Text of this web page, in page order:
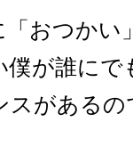
「おつかい
僕が誰に
スがある